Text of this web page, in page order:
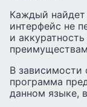
Каждый найдет
интерфейс не
и
В зависимости
программа
данном языке,